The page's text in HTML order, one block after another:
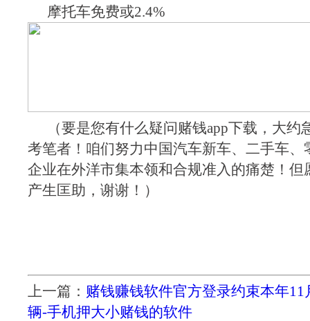
摩托车免费或2.4%
（要是您有什么疑问赌钱app下载，大约
考笔者！咱们努力中国汽车新车、二手车、
企业在外洋市集本领和合规准入的痛楚！但
产生匡助，谢谢！）
上一篇： 赌钱赚钱软件官方登录约束本年11
辆-手机押大小赌钱的软件